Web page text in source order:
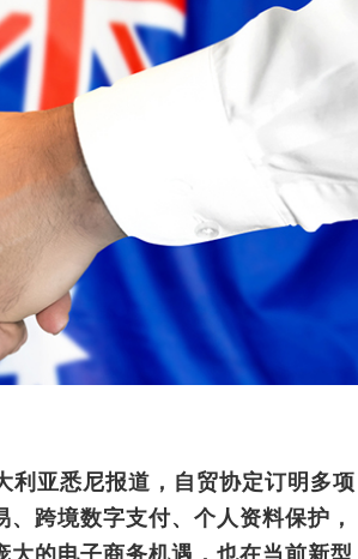
亚悉尼报道，自贸协定订明多项
跨境数字支付、个人资料保护，